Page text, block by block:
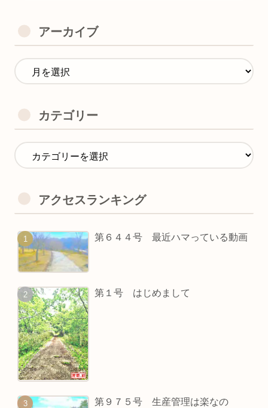
アーカイブ
カテゴリー
アクセスランキング
第６４４号 最近ハマっている動画
第１号 はじめまして
第９７５号 生産管理は楽なの